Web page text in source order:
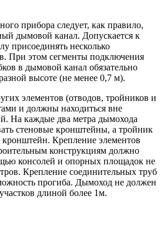
прибора следует, как правило,
дымовой канал. Допускается к
присоединять несколько
При этом сегменты подключения
в дымовой канал обязательно
высоте (не менее 0,7 м).
элементов (отводов, тройников и
и должны находиться вне
На каждые два метра дымохода
стеновые кронштейны, а тройник
Крепление элементов
конструкциям должно
консолей и опорных площадок не
Крепление соединительных труб
прогиба. Дымоход не должен
длиной более 1м.